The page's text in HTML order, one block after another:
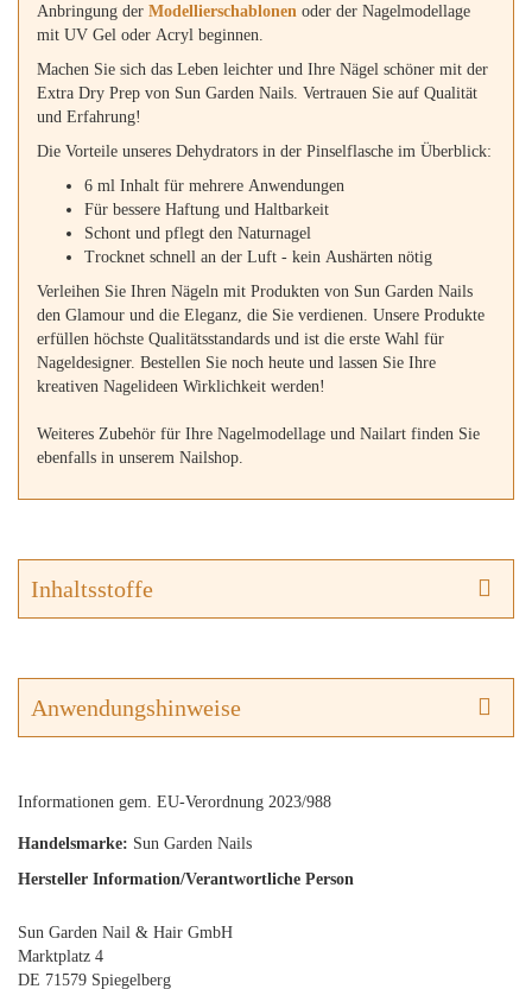
Anbringung der Modellierschablonen oder der Nagelmodellage
mit UV Gel oder Acryl beginnen.
Machen Sie sich das Leben leichter und Ihre Nägel schöner mit der
Extra Dry Prep von Sun Garden Nails. Vertrauen Sie auf Qualität
und Erfahrung!
Die Vorteile unseres Dehydrators in der Pinselflasche im Überblick:
6 ml Inhalt für mehrere Anwendungen
Für bessere Haftung und Haltbarkeit
Schont und pflegt den Naturnagel
Trocknet schnell an der Luft - kein Aushärten nötig
Verleihen Sie Ihren Nägeln mit Produkten von Sun Garden Nails
den Glamour und die Eleganz, die Sie verdienen. Unsere Produkte
erfüllen höchste Qualitätsstandards und ist die erste Wahl für
Nageldesigner. Bestellen Sie noch heute und lassen Sie Ihre
kreativen Nagelideen Wirklichkeit werden!
Weiteres Zubehör für Ihre Nagelmodellage und Nailart finden Sie
ebenfalls in unserem Nailshop.
Inhaltsstoffe
Anwendungshinweise
Informationen gem. EU-Verordnung 2023/988
Handelsmarke: Sun Garden Nails
Hersteller Information/Verantwortliche Person
Sun Garden Nail & Hair GmbH
Marktplatz 4
DE 71579 Spiegelberg